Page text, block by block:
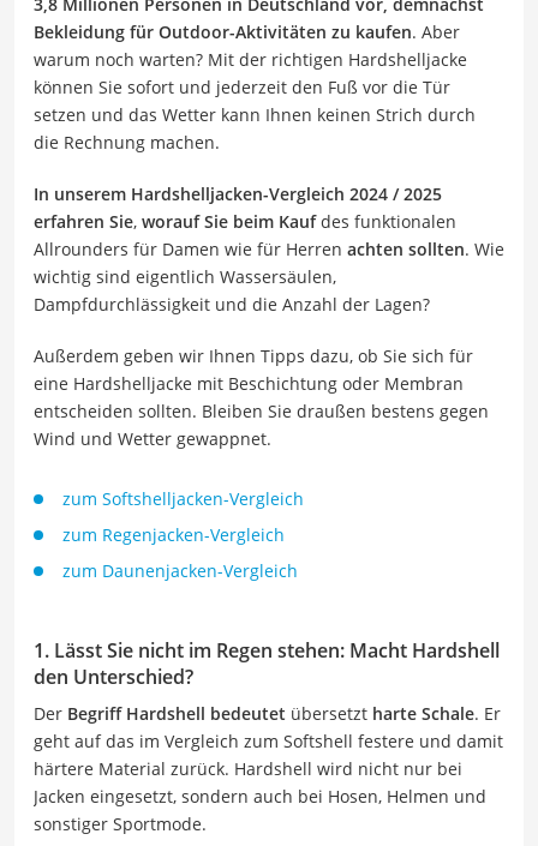
3,8 Millionen Personen in Deutschland vor, demnächst
Bekleidung für Outdoor-Aktivitäten zu kaufen. Aber
warum noch warten? Mit der richtigen Hardshelljacke
können Sie sofort und jederzeit den Fuß vor die Tür
setzen und das Wetter kann Ihnen keinen Strich durch
die Rechnung machen.
In unserem Hardshelljacken-Vergleich 2024 / 2025
erfahren Sie, worauf Sie beim Kaufdes funktionalen
Allrounders für Damen wie für Herren achten sollten. Wie
wichtig sind eigentlich Wassersäulen,
Dampfdurchlässigkeit und die Anzahl der Lagen?
Außerdem geben wir Ihnen Tipps dazu, ob Sie sich für
eine Hardshelljacke mit Beschichtung oder Membran
entscheiden sollten. Bleiben Sie draußen bestens gegen
Wind und Wetter gewappnet.
zum Softshelljacken-Vergleich
zum Regenjacken-Vergleich
zum Daunenjacken-Vergleich
1. Lässt Sie nicht im Regen stehen: Macht Hardshell
den Unterschied?
Der Begriff Hardshell bedeutet übersetzt harte Schale. Er
geht auf das im Vergleich zum Softshell festere und damit
härtere Material zurück. Hardshell wird nicht nur bei
Jacken eingesetzt, sondern auch bei Hosen, Helmen und
sonstiger Sportmode.